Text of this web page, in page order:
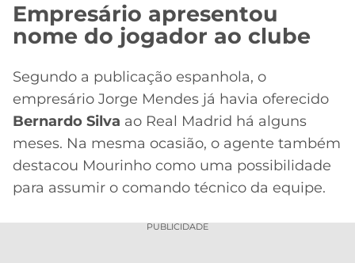
Empresário apresentou
nome do jogador ao clube
Segundo a publicação espanhola, o
empresário Jorge Mendes já havia oferecido
Bernardo Silva ao Real Madrid há alguns
meses. Na mesma ocasião, o agente também
destacou Mourinho como uma possibilidade
para assumir o comando técnico da equipe.
PUBLICIDADE